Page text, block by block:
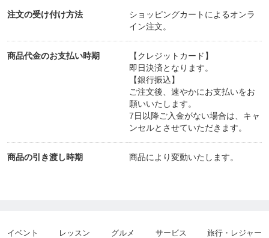
注文の受け付け方法
ショッピングカートによるオンラ
イン注文。
商品代金のお支払い時期
【クレジットカード】
即日決済となります。
【銀行振込】
ご注文後、速やかにお支払いをお
願いいたします。
7日以降ご入金がない場合は、キャ
ンセルとさせていただきます。
商品の引き渡し時期 商品により変動いたします。
イベント レッスン グルメ サービス 旅行・レジャー